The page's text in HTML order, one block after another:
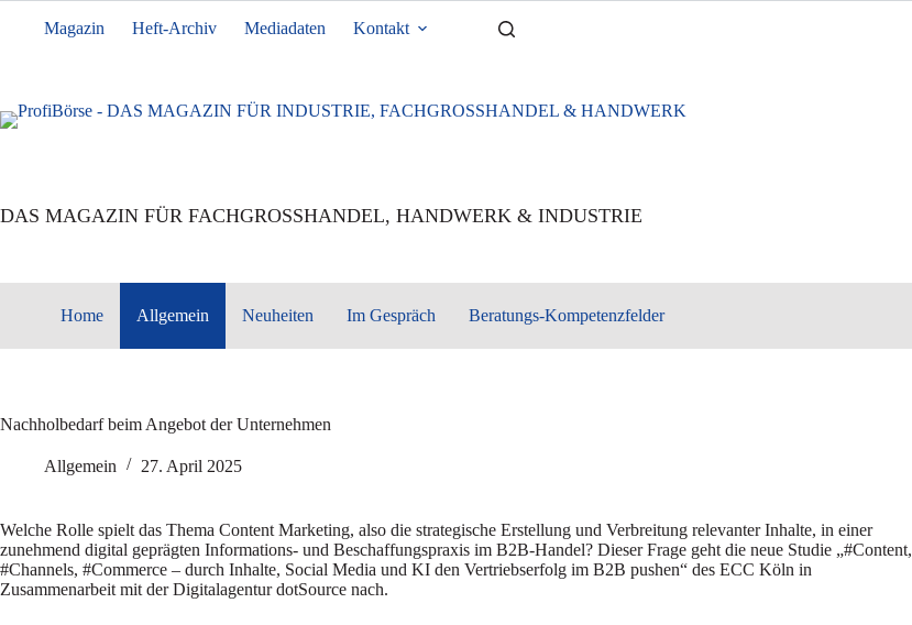
Magazin Heft-Archiv Mediadaten Kontakt
DAS MAGAZIN FÜR FACHGROSSHANDEL, HANDWERK & INDUSTRIE
Home Allgemein Neuheiten Im Gespräch Beratungs-Kompetenzfelder
Nachholbedarf beim Angebot der Unternehmen
Allgemein 27. April 2025
Welche Rolle spielt das Thema Content Marketing, also die strategische Erstellung und Verbreitung relevanter Inhalte, in einer
zunehmend digital geprägten Informations- und Beschaffungspraxis im B2B-Handel? Dieser Frage geht die neue Studie „#Content,
#Channels, #Commerce – durch Inhalte, Social Media und KI den Vertriebserfolg im B2B pushen“ des ECC Köln in
Zusammenarbeit mit der Digitalagentur dotSource nach.